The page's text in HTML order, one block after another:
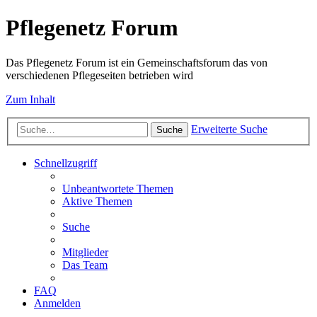
Pflegenetz Forum
Das Pflegenetz Forum ist ein Gemeinschaftsforum das von
verschiedenen Pflegeseiten betrieben wird
Zum Inhalt
Suche Erweiterte Suche
Schnellzugriff
Unbeantwortete Themen
Aktive Themen
Suche
Mitglieder
Das Team
FAQ
Anmelden